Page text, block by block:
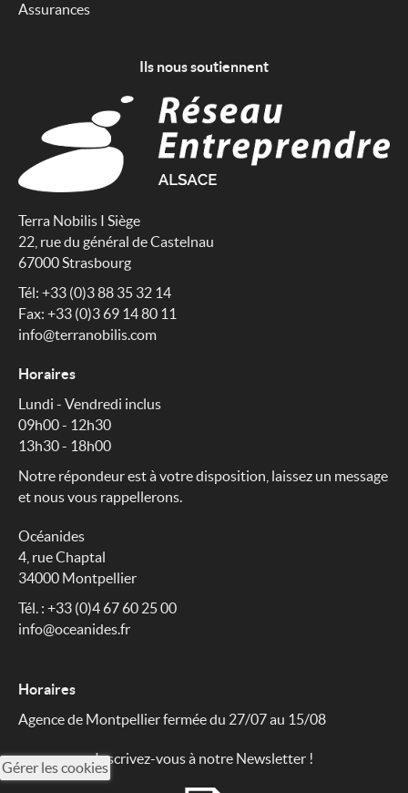
Assurances
Ils nous soutiennent
Terra Nobilis I Siège
22, rue du général de Castelnau
67000 Strasbourg
Tél: +33 (0)3 88 35 32 14
Fax: +33 (0)3 69 14 80 11
info@terranobilis.com
Horaires
Lundi - Vendredi inclus
09h00 - 12h30
13h30 - 18h00
Notre répondeur est à votre disposition, laissez un message
et nous vous rappellerons.
Océanides
4, rue Chaptal
34000 Montpellier
Tél. : +33 (0)4 67 60 25 00
info@oceanides.fr
Horaires
Agence de Montpellier fermée du 27/07 au 15/08
Inscrivez-vous à notre Newsletter !
Gérer les cookies